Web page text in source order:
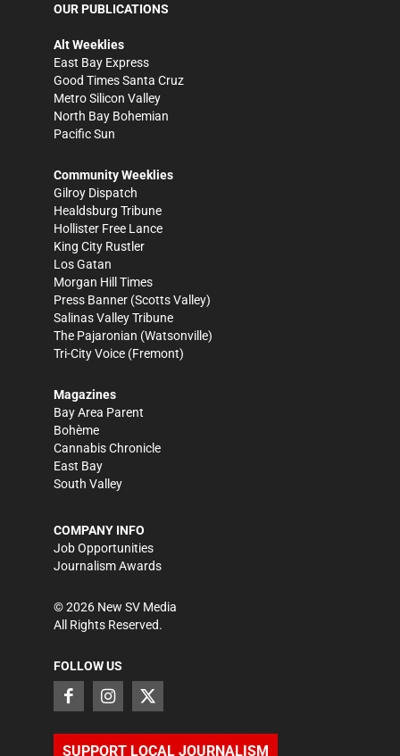
OUR PUBLICATIONS
Alt Weeklies
East Bay Express
Good Times Santa Cruz
Metro Silicon Valley
North Bay Bohemian
Pacific Sun
Community Weeklies
Gilroy Dispatch
Healdsburg Tribune
Hollister Free Lance
King City Rustler
Los Gatan
Morgan Hill Times
Press Banner (Scotts Valley)
Salinas Valley Tribune
The Pajaronian (Watsonville)
Tri-City Voice (Fremont)
Magazines
Bay Area Parent
Bohème
Cannabis Chronicle
East Bay
South Valley
COMPANY INFO
Job Opportunities
Journalism Awards
©2026 New SV Media
All Rights Reserved.
FOLLOW US
SUPPORT LOCAL JOURNALISM